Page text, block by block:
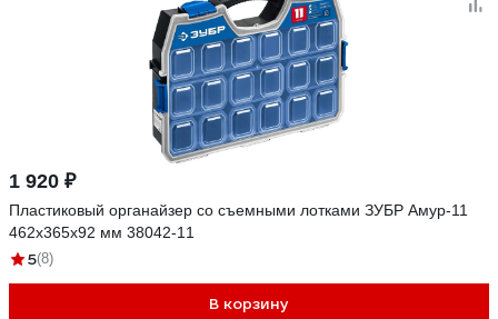
1 920 ₽
Пластиковый органайзер со съемными лотками ЗУБР Амур-11
462x365x92 мм 38042-11
5(8)
В корзину